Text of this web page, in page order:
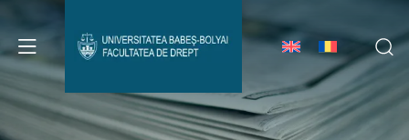
Avizier Studenți
Studii